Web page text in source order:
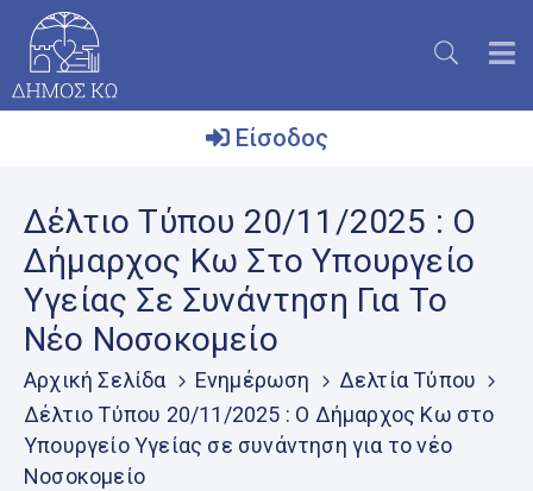
Δήμος
Το
Νησί
Ενημέρωση
Επικοινωνία
Μητρώο
Εθελοντών
Είσοδος
Δέλτιο Τύπου 20/11/2025 : Ο
Δήμαρχος Κω Στο Υπουργείο
Υγείας Σε Συνάντηση Για Το
Νέο Νοσοκομείο
Αρχική Σελίδα Ενημέρωση
Δελτία Τύπου
Δέλτιο Τύπου 20/11/2025 : Ο Δήμαρχος Κω στο
Υπουργείο Υγείας σε συνάντηση για το νέο
Νοσοκομείο